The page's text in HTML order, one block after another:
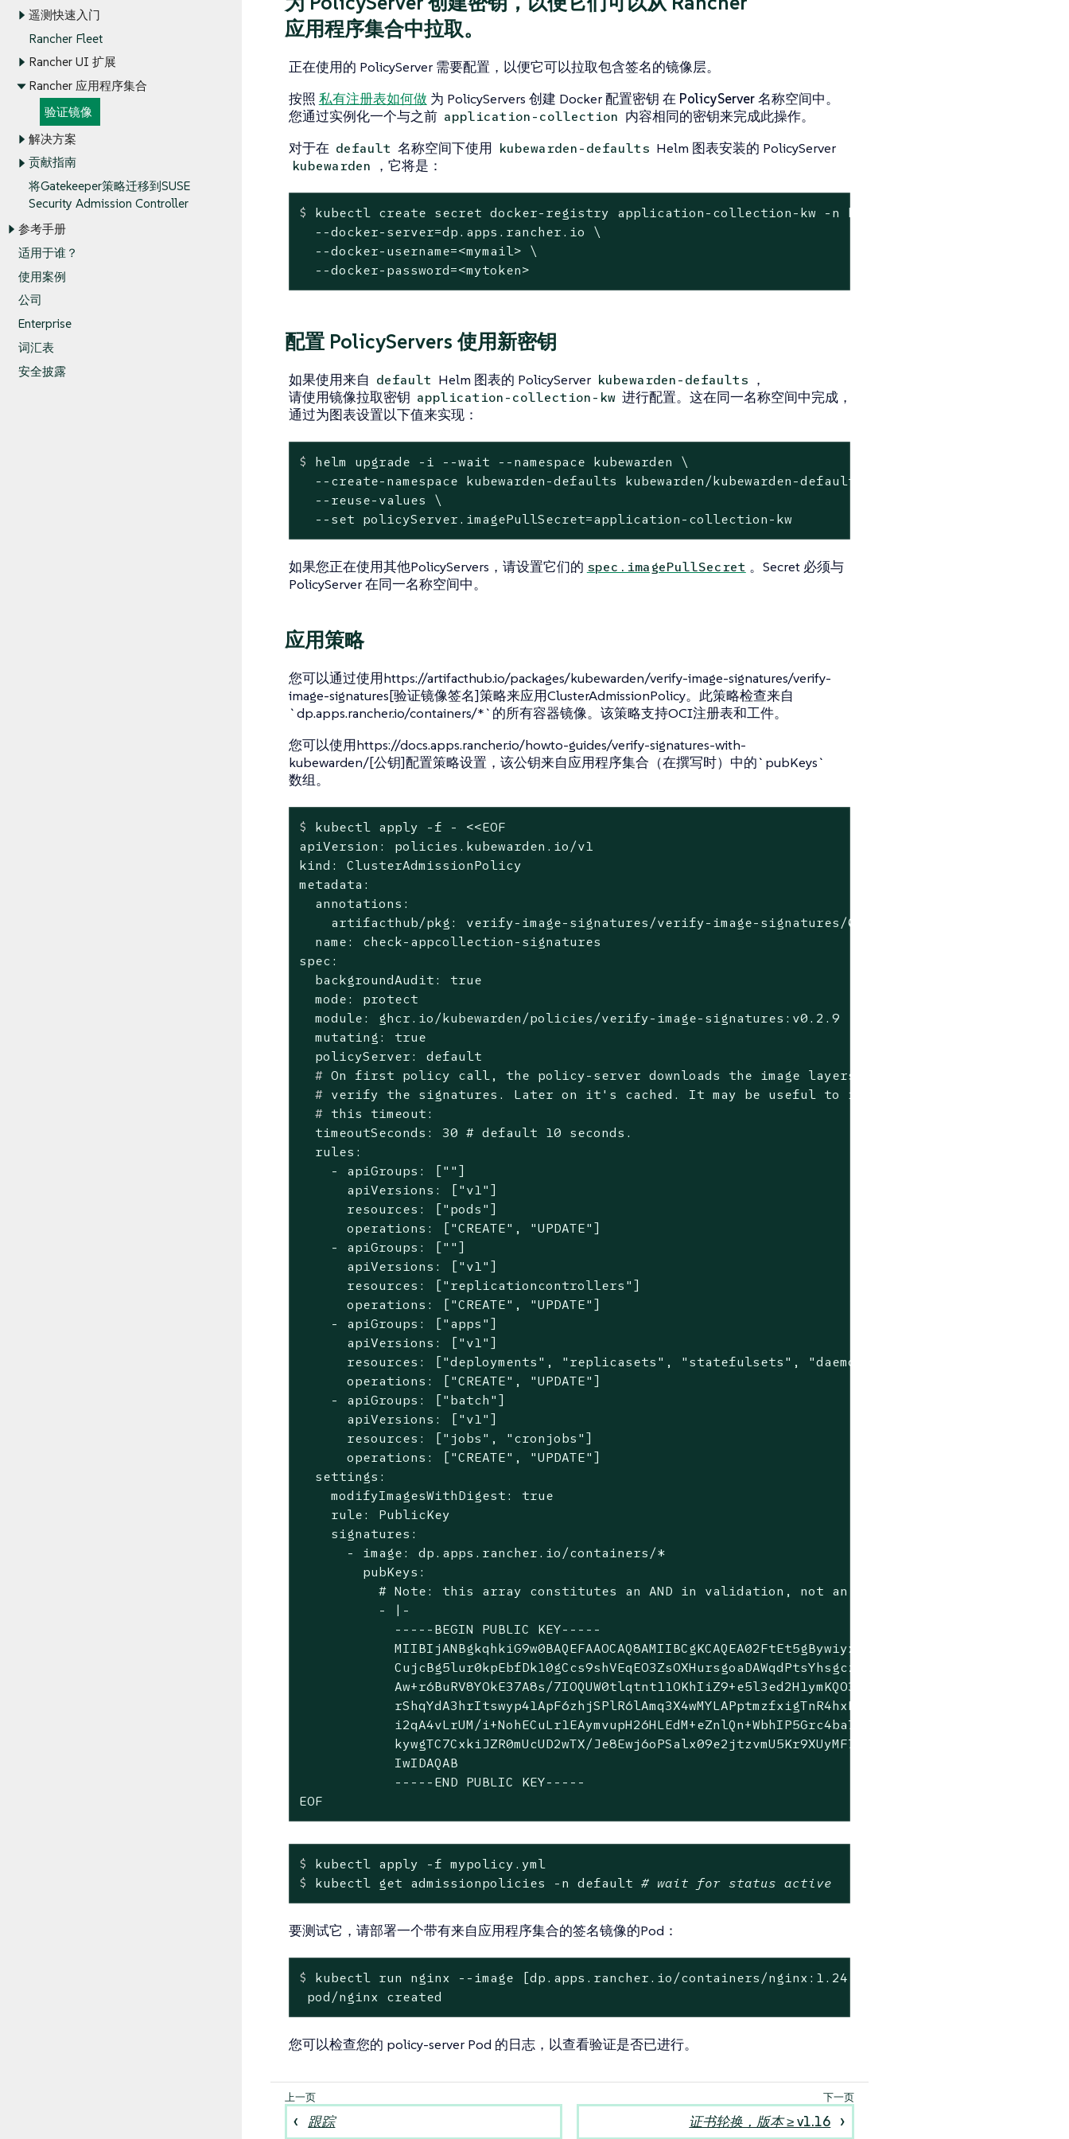
遥测快速入门
Rancher Fleet
Rancher UI 扩展
Rancher 应用程序集合
验证镜像
解决方案
贡献指南
将Gatekeeper策略迁移到SUSE
Security Admission Controller
参考手册
适用于谁？
使用案例
公司
Enterprise
词汇表
安全披露
应用程序集合中拉取。
正在使用的 PolicyServer 需要配置，以便它可以拉取包含签名的镜像层。
按照 私有注册表如何做 为 PolicyServers 创建 Docker 配置密钥 在 PolicyServer 名称空间中。
您通过实例化一个与之前 application-collection 内容相同的密钥来完成此操作。
对于在 default 名称空间下使用 kubewarden-defaults Helm 图表安装的 PolicyServer
kubewarden ，它将是：
$
kubectl create secret docker-registry application-collection-kw -n kubewarden \
  --docker-server=dp.apps.rancher.io \
  --docker-username=<mymail> \
  --docker-password=<mytoken>
配置 PolicyServers 使用新密钥
如果使用来自 default Helm 图表的 PolicyServer kubewarden-defaults ，
请使用镜像拉取密钥 application-collection-kw 进行配置。这在同一名称空间中完成，
通过为图表设置以下值来实现：
$ helm upgrade -i --wait --namespace kubewarden \
  --create-namespace kubewarden-defaults kubewarden/kubewarden-defaults \
  --reuse-values \
  --set policyServer.imagePullSecret=application-collection-kw
如果您正在使用其他PolicyServers，请设置它们的 spec.imagePullSecret 。Secret 必须与
PolicyServer 在同一名称空间中。
应用策略
您可以通过使用https://artifacthub.io/packages/kubewarden/verify-image-signatures/verify-
image-signatures[验证镜像签名]策略来应用ClusterAdmissionPolicy。此策略检查来自
`dp.apps.rancher.io/containers/*`的所有容器镜像。该策略支持OCI注册表和工件。
您可以使用https://docs.apps.rancher.io/howto-guides/verify-signatures-with-
kubewarden/[公钥]配置策略设置，该公钥来自应用程序集合（在撰写时）中的`pubKeys`
数组。
$
kubectl apply -f - <<EOF
apiVersion: policies.kubewarden.io/v1
kind: ClusterAdmissionPolicy
metadata:
  annotations:
    artifacthub/pkg: verify-image-signatures/verify-image-signatures/0.2.9
  name: check-appcollection-signatures
spec:
  backgroundAudit: true
  mode: protect
  module: ghcr.io/kubewarden/policies/verify-image-signatures:v0.2.9
  mutating: true
  #
On first policy call, the policy-server downloads the image layers to
  #
verify the signatures. Later on it 's cached. It may be useful to increase
  #
this timeout:
  timeoutSeconds: 30 # default 10 seconds.
  rules:
    - apiGroups: [""]
      apiVersions: ["v1"]
      resources: ["pods"]
      operations: ["CREATE", "UPDATE"]
    - apiGroups: [""]
      apiVersions: ["v1"]
      resources: ["replicationcontrollers"]
      operations: ["CREATE", "UPDATE"]
    - apiGroups: ["apps"]
      apiVersions: ["v1"]
      resources: ["deployments", "replicasets", "statefulsets", "daemonsets"]
      operations: ["CREATE", "UPDATE"]
    - apiGroups: ["batch"]
      apiVersions: ["v1"]
      resources: ["jobs", "cronjobs"]
      operations: ["CREATE", "UPDATE"]
  settings:
    modifyImagesWithDigest: true
    rule: PublicKey
    signatures:
      - image: dp.apps.rancher.io/containers/*
        pubKeys:
          # Note: this array constitutes an AND in validation, not an OR.
          - |-
            -----BEGIN PUBLIC KEY-----
            MIIBIjANBgkqhkiG9w0BAQEFAAOCAQ8AMIIBCgKCAQEA02FtEt5gBywiyxbmkVsb
            CujcBg5lur0kpEbfDk10gCcs9shVEqEO3ZsOXHursgoaDAWqdPtsYhsgczGeJz9w
            Aw+r6BuRV8YOkE37A8s/7IOQUW0tlqtnt11OKhIiZ9+e5l3ed2H1ymKQO3dgreSy
            rShqYdA3hrItswyp41ApF6zhjSPlR6lAmq3X4wMYLAPptmzfxigTnR4hxB5UNPhs
            i2qA4vLrUM/i+NohECuLr1EAymvupH26HLEdM+eZnlQn+WbhIP5Grc4ba7XrBv7K
            kywgTC7CxkiJZR0mUcUD2wTX/Je8Ewj6oPSalx09e2jtzvmU5Kr9XUyMF7Zsj5CA
            IwIDAQAB
            -----END PUBLIC KEY-----
EOF
$
kubectl apply -f mypolicy.yml
$
kubectl get admissionpolicies -n default # wait for status active
要测试它，请部署一个带有来自应用程序集合的签名镜像的Pod：
$
kubectl run nginx --image [dp.apps.rancher.io/containers/nginx:1.24.0](http://
pod/nginx created
您可以检查您的 policy-server Pod 的日志，以查看验证是否已进行。
跟踪 证书轮换，版本 ≥ v1.16